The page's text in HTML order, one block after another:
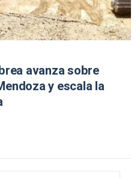
avanza sobre
y escala la